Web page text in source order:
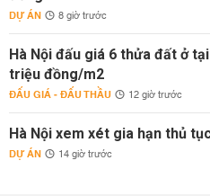
DỰ ÁN 8 giờ trước
Hà Nội đấu giá 6 thửa đất ở
triệu đồng/m2
ĐẤU GIÁ - ĐẤU THẦU 12 giờ trước
Hà Nội xem xét gia hạn thủ
DỰ ÁN 14 giờ trước